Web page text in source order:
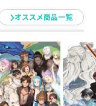
から秘密のダン
ンに潜って稼い
こうと思います
第2巻
で、今
ダンジ
稼いで
ます～
オススメ商品一覧